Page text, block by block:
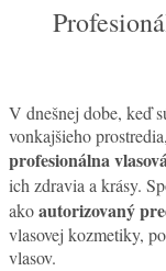
V dnešnej dobe, keď
vonkajšieho
profesionálna
ich zdravia a krásy.
akoautorizovaný
vlasovej kozmetiky,
vlasov.